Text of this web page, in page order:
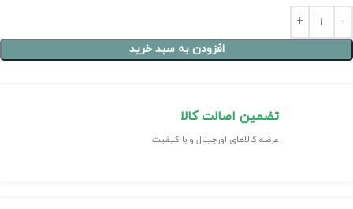
افزودن به سبد خرید
Alternative:
تضمین اصالت کالا
عرضه کالاهای اورجینال و با کیفیت